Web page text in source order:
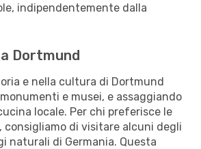
indipendentemente dalla
Dortmund
e nella cultura di Dortmund
e musei, e assaggiando
locale. Per chi preferisce le
di visitare alcuni degli
naturali di Germania. Questa